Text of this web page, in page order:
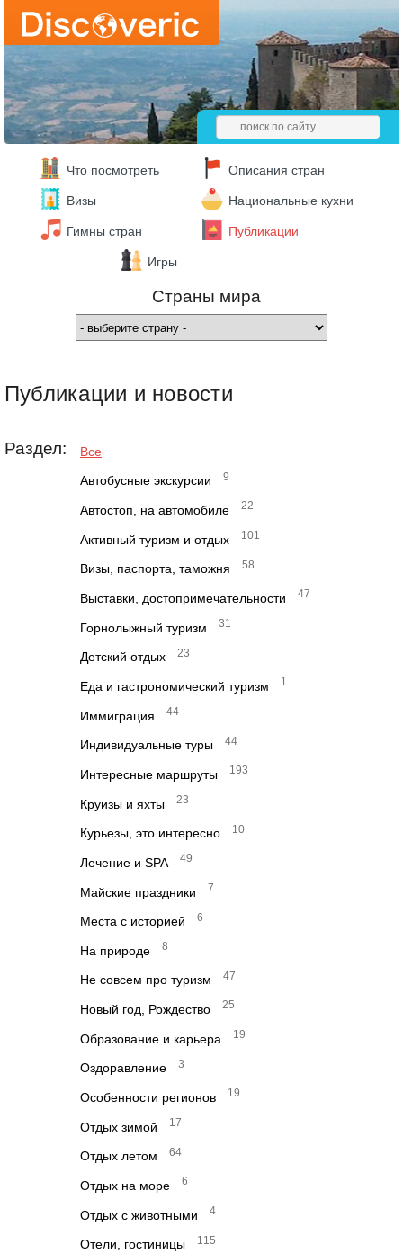
Что посмотреть Описания стран
Визы Национальные кухни
Гимны стран Публикации
Игры
Страны мира
Публикации и новости
Раздел: Все
Автобусные экскурсии 9
Автостоп, на автомобиле 22
Активный туризм и отдых 101
Визы, паспорта, таможня 58
Выставки, достопримечательности 47
Горнолыжный туризм 31
Детский отдых 23
Еда и гастрономический туризм 1
Иммиграция 44
Индивидуальные туры 44
Интересные маршруты 193
Круизы и яхты 23
Курьезы, это интересно 10
Лечение и SPA 49
Майские праздники 7
Места с историей 6
На природе 8
Не совсем про туризм 47
Новый год, Рождество 25
Образование и карьера 19
Оздоравление 3
Особенности регионов 19
Отдых зимой 17
Отдых летом 64
Отдых на море 6
Отдых с животными 4
Отели, гостиницы 115